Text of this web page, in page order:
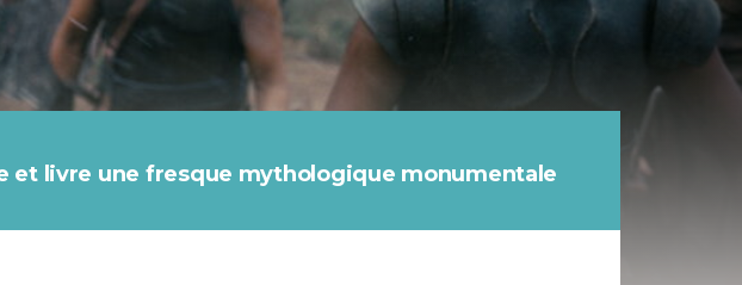
et livre une fresque mythologique monumentale